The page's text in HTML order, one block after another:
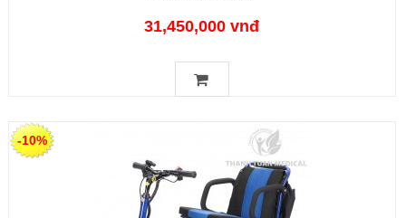
31,450,000 vnđ
-10%